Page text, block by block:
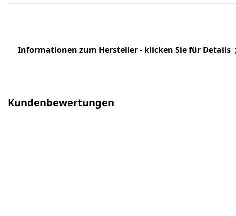
Informationen zum Hersteller - klicken Sie für Details
Kundenbewertungen